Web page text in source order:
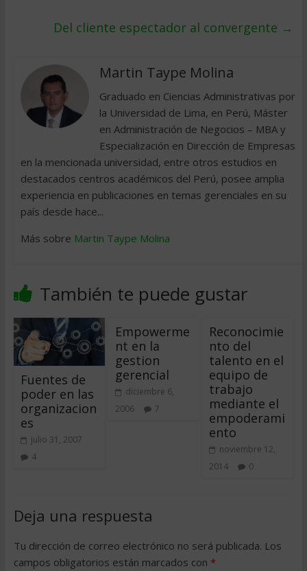
Del cliente espectador al convergente →
Martin Taype Molina
Graduado en Ciencias Administrativas por
la Universidad de Lima, en Perú, Máster
en Administración de Negocios – MBA y
Especialización en Dirección de Empresas
en la mencionada universidad, entre otros estudios en
destacados centros académicos del Perú, posee amplia
experiencia en publicaciones en temas gerenciales en su
país desde hace...
Más sobre Martin Taype Molina
También te puede gustar
Fuentes de
poder en las
organizacion
es
julio 31, 2007
4
Empowerme
nt en la
gestion
gerencial
diciembre 6,
2006
7
Reconocimie
nto del
talento en el
equipo de
trabajo
mediante el
empoderami
ento
noviembre 12,
2014
0
Deja una respuesta
Tu dirección de correo electrónico no será publicada. Los
campos obligatorios están marcados con *